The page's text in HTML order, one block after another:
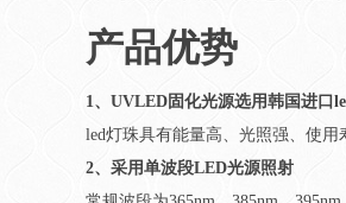
产品优势
1、UVLED固化光源选用韩国进口
led灯珠具有能量高、光照强、使用
2、采用单波段LED光源照射